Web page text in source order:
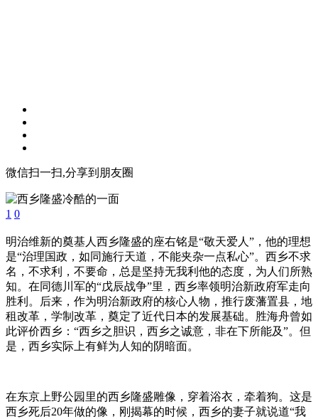
微信扫一扫,分享到朋友圈
1 0
明治维新的奠基人西乡隆盛的座右铭是“敬天爱人”，他的理想
是“治理国政，如同施行天道，不能夹杂一点私心”。西乡不求
名，不求利，不要命，总是坚持无我利他的态度，为人们所熟
知。在同德川军的“戊辰战争”里，西乡率领明治新政府军走向
胜利。后来，作为明治新政府的核心人物，推行废藩置县，地
租改革，学制改革，奠定了近代日本的发展基础。胜海舟曾如
此评价西乡：“西乡之胆识，西乡之诚意，非在下所能及”。但
是，西乡实际上有鲜为人知的阴暗面。
在东京上野公园里的西乡隆盛雕像，穿着浴衣，牵着狗。这是
西乡死后20年做的像，刚揭幕的时候，西乡的妻子就说道“我